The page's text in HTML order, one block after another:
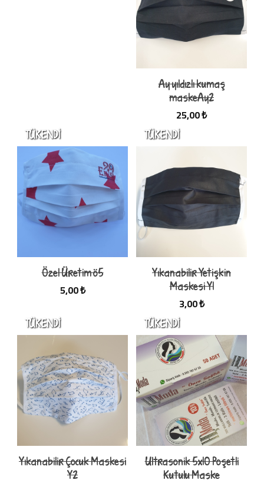
Ay yıldızlı kumaş
maskeAy2
25,00 ₺
Özel Üretim ö5
5,00 ₺
Yıkanabilir Yetişkin
Maskesi Y1
3,00 ₺
Yıkanabilir Çocuk Maskesi
Y2
Ultrasonik 5x10 Poşetli
Kutulu Maske